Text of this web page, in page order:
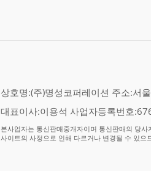
상호명:(주)명성코퍼레이션 주소:서
대표이사:이용석 사업자등록번호
본사업자는 통신판매중개자이며 통신판매의 당
사이트의 사정으로 인해 다르거나 변경될 수 있